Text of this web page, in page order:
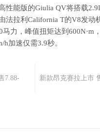
能版的Giulia QV将搭载
法拉利California T的V8发动
力，峰值扭矩达到600N·m
h加速仅需3.9秒。
7.88-
新款昂克赛拉上市